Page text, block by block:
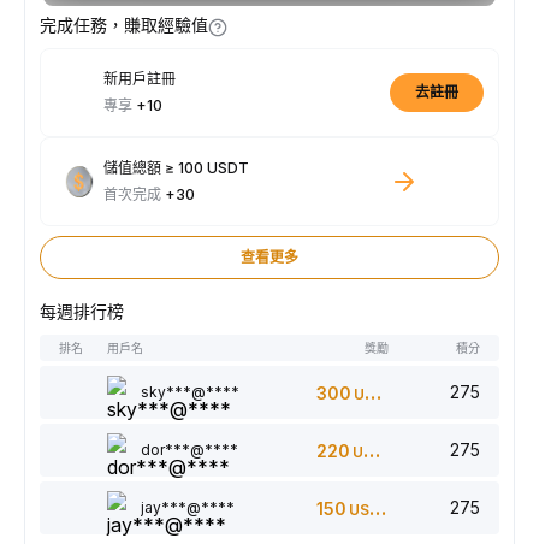
完成任務，賺取經驗值
新用戶註冊
專享 +10
去註冊
儲值總額 ≥ 100 USDT
首次完成 +30
查看更多
每週排行榜
排名 用戶名 獎勵 積分
sky***@**** 300 USDT 275
dor***@**** 220 USDT 275
jay***@**** 150 USDT 275